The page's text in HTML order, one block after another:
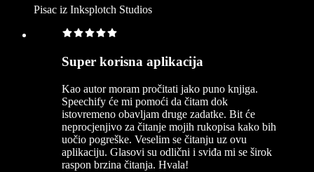
Pisac iz Inksplotch Studios
Super korisna aplikacija
Kao autor moram pročitati jako puno knjiga.
Speechify će mi pomoći da čitam dok
istovremeno obavljam druge zadatke. Bit će
neprocjenjivo za čitanje mojih rukopisa kako bih
uočio pogreške. Veselim se čitanju uz ovu
aplikaciju. Glasovi su odlični i sviđa mi se širok
raspon brzina čitanja. Hvala!